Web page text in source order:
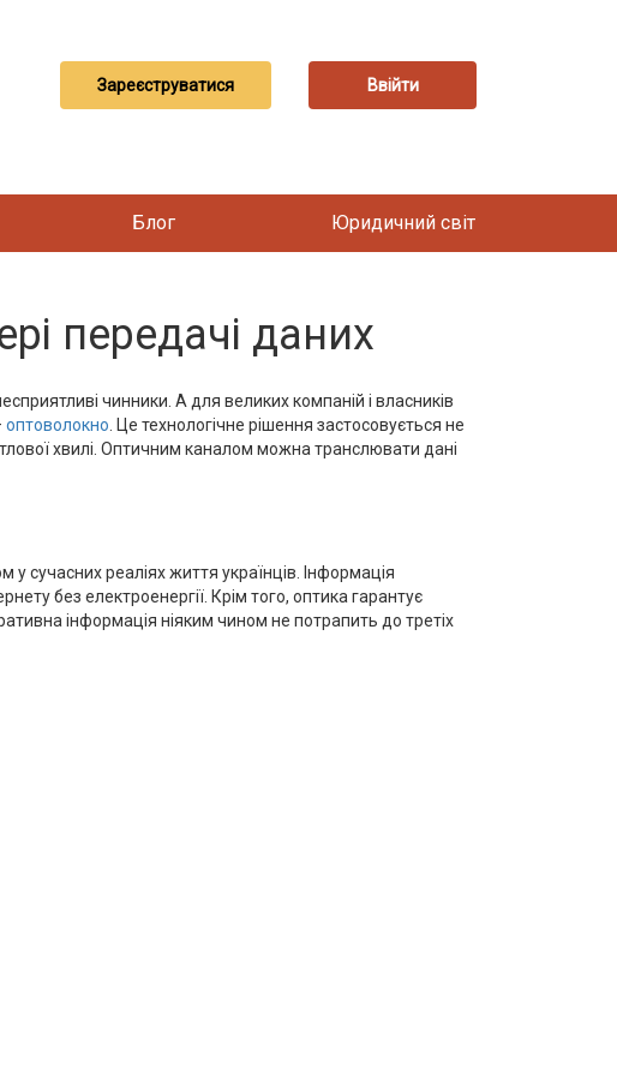
Зареєструватися Ввійти
Блог Юридичний світ
передачі даних
чинники. А для великих компаній і власників
оптоволокно . Це технологічне рішення застосовується не
хвилі. Оптичним каналом можна транслювати дані
сучасних реаліях життя українців. Інформація
без електроенергії. Крім того, оптика гарантує
інформація ніяким чином не потрапить до третіх